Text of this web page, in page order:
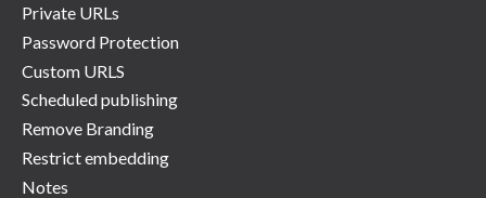
Private URLs
Password Protection
Custom URLS
Scheduled publishing
Remove Branding
Restrict embedding
Notes